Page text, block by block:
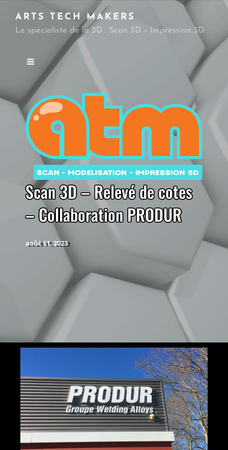
ARTS TECH MAKERS
Le spécialiste de la 3D : Scan 3D – Impression 3D
Scan 3D – Relevé de cotes
– Collaboration PRODUR
août 11, 2023